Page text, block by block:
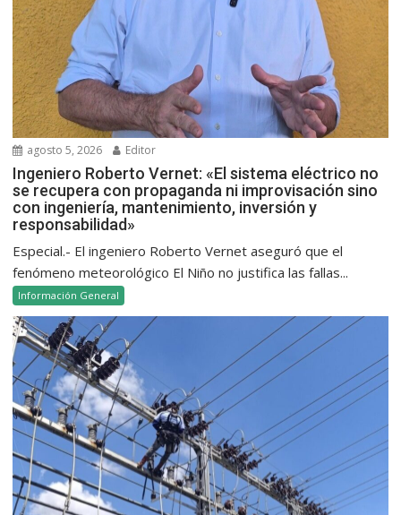
agosto 5, 2026 Editor
Ingeniero Roberto Vernet: «El sistema eléctrico no
se recupera con propaganda ni improvisación sino
con ingeniería, mantenimiento, inversión y
responsabilidad»
Especial.- El ingeniero Roberto Vernet aseguró que el
fenómeno meteorológico El Niño no justifica las fallas...
Información General